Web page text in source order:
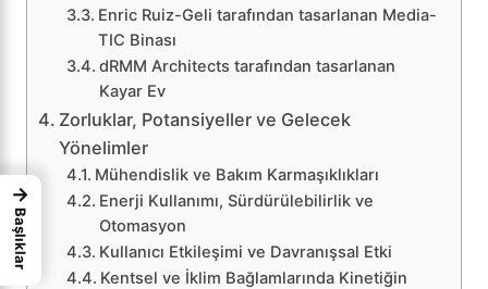
Enric Ruiz-Geli tarafından tasarlanan Media-
TIC Binası
dRMM Architects tarafından tasarlanan
Kayar Ev
Zorluklar, Potansiyeller ve Gelecek
Yönelimler
Mühendislik ve Bakım Karmaşıklıkları
Enerji Kullanımı, Sürdürülebilirlik ve
Otomasyon
Kullanıcı Etkileşimi ve Davranışsal Etki
Kentsel ve İklim Bağlamlarında Kinetiğin
→
Başlıklar